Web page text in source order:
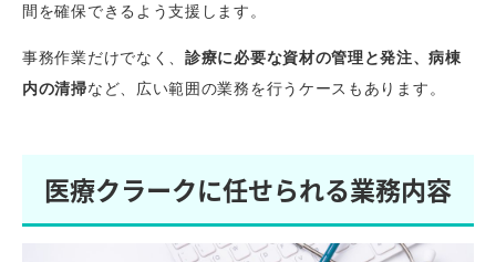
間を確保できるよう支援します。
事務作業だけでなく、 診療に必要な資材の管理と発注、病棟
内の清掃など、広い範囲の業務を行うケースもあります。
医療クラークに任せられる業務内容